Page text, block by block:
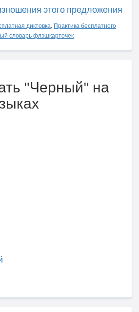
этого предложения
диктовка, Практика бесплатного
словарь флэшкарточек
"Черный" на